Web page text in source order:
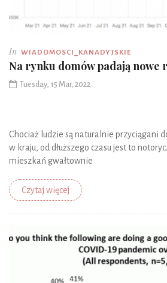
In WIADOMOSCI_KANADYJSKIE
Na rynku domów padają nowe
Tuesday, 15 Mar, 2022
Chociaż ludzie są naturalnie przyciągani
w kraju, od dłuższego czasu jest to
mieszkań gwałtownie
Czytaj więcej